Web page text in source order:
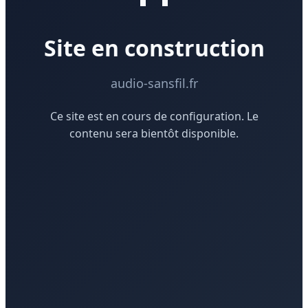
Site en construction
audio-sansfil.fr
Ce site est en cours de configuration. Le
contenu sera bientôt disponible.